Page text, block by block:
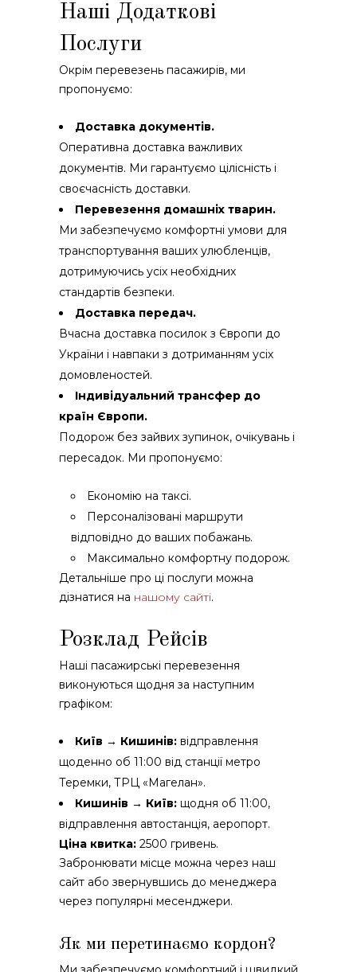
Наші Додаткові
Послуги
Окрім перевезень пасажирів, ми
пропонуємо:
Доставка документів.
Оперативна доставка важливих
документів. Ми гарантуємо цілісність і
своєчасність доставки.
Перевезення домашніх тварин.
Ми забезпечуємо комфортні умови для
транспортування ваших улюбленців,
дотримуючись усіх необхідних
стандартів безпеки.
Доставка передач.
Вчасна доставка посилок з Європи до
України і навпаки з дотриманням усіх
домовленостей.
Індивідуальний трансфер до
країн Європи.
Подорож без зайвих зупинок, очікувань і
пересадок. Ми пропонуємо:
Економію на таксі.
Персоналізовані маршрути
відповідно до ваших побажань.
Максимально комфортну подорож.
Детальніше про ці послуги можна
дізнатися на нашому сайті.
Розклад Рейсів
Наші пасажирські перевезення
виконуються щодня за наступним
графіком:
Київ → Кишинів: відправлення
щоденно об 11:00 від станції метро
Теремки, ТРЦ «Магелан».
Кишинів → Київ: щодня об 11:00,
відправлення автостанція, аеропорт.
Ціна квитка: 2500 гривень.
Забронювати місце можна через наш
сайт або звернувшись до менеджера
через популярні месенджери.
Як ми перетинаємо кордон?